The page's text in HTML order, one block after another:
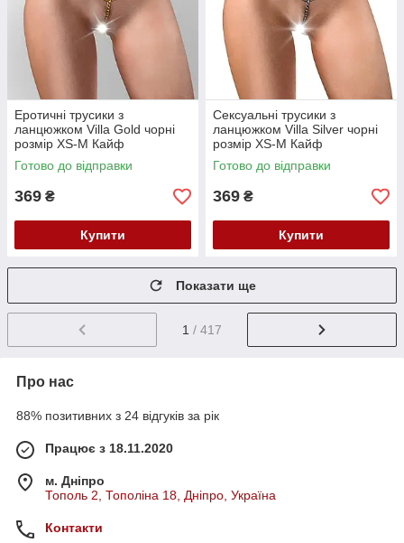
Еротичні трусики з
ланцюжком Villa Gold чорні
розмір XS-M Кайф
Готово до відправки
369 ₴
Купити
Сексуальні трусики з
ланцюжком Villa Silver чорні
розмір XS-M Кайф
Готово до відправки
369 ₴
Купити
Показати ще
1 / 417
Про нас
88% позитивних з 24 відгуків за рік
Працює з 18.11.2020
м. Дніпро
Тополь 2, Тополіна 18, Дніпро, Україна
Контакти